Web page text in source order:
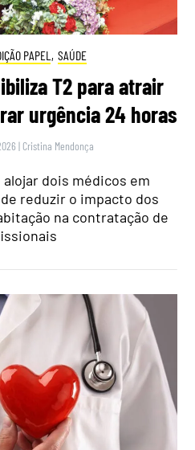
PAPEL , SAÚDE
T2 para atrair
urgência 24 horas
| Cristina Mendonça
dois médicos em
reduzir o impacto dos
na contratação de